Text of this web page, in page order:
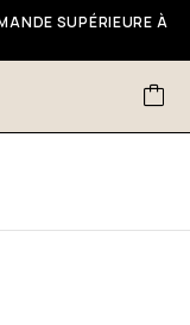
SUPÉRIEURE À